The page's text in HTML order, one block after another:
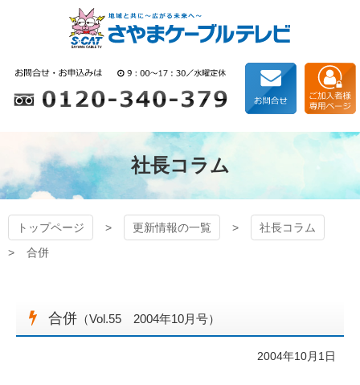
プ
狭山ケーブルテレビ
社長コラム
トップページ 更新情報の一覧
社長コラム
合併
合併（Vol.55 2004年10月号）
2004年10月1日